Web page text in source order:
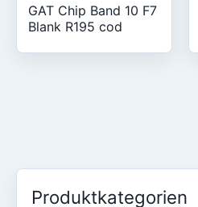
GAT Chip Band 10 F7
Blank R195 cod
Produktkategorien